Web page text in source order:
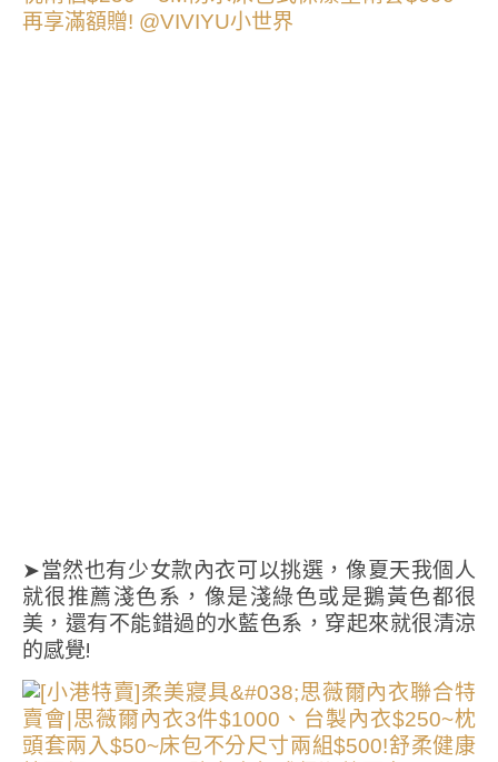
➤當然也有少女款內衣可以挑選，像夏天我個人
就很推薦淺色系，像是淺綠色或是鵝黃色都很
美，還有不能錯過的水藍色系，穿起來就很清涼
的感覺!